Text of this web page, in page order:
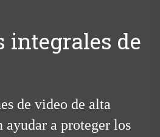
integrales de
de video de alta
a proteger los